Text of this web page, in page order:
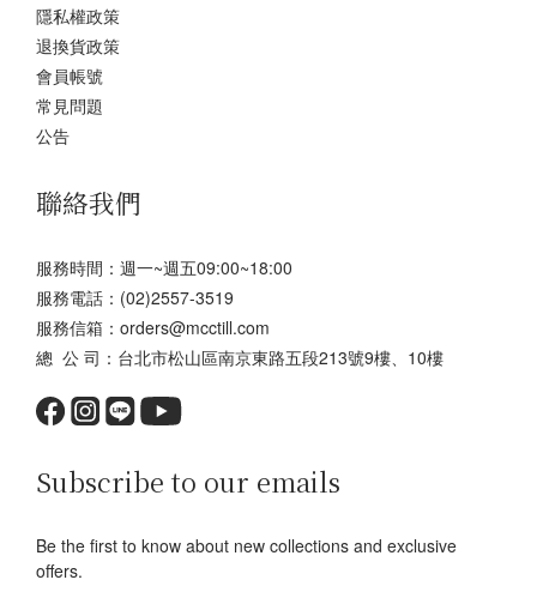
隱私權政策
退換貨政策
會員帳號
常見問題
公告
聯絡我們
服務時間：週一~週五09:00~18:00
服務電話：(02)2557-3519
服務信箱：orders@mcctill.com
總 公 司：台北市松山區南京東路五段213號9樓、10樓
Subscribe to our emails
Be the first to know about new collections and exclusive
offers.